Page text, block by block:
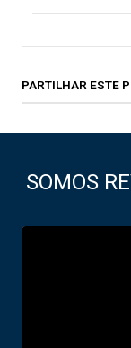
PARTILHAR ESTE
SOMOS